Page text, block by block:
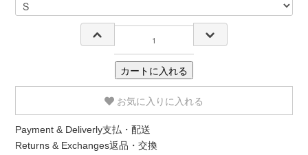
カートに入れる
お気に入りに入れる
Payment & Deliverly支払・配送
Returns & Exchanges返品・交換